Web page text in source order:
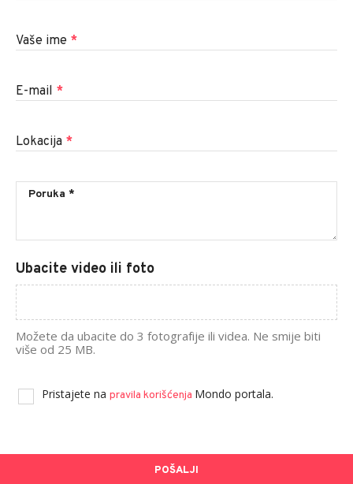
Vaše ime *
E-mail *
Lokacija *
Ubacite video ili foto
Možete da ubacite do 3 fotografije ili videa. Ne smije biti
više od 25 MB.
Pristajete na pravila korišćenja Mondo portala.
POŠALJI